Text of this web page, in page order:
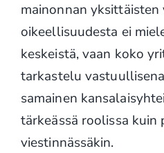
mainonnan yksittäisten
oikeellisuudesta ei
keskeistä, vaan koko
tarkastelu
samainen
tärkeässä roolissa kuin
viestinnässäkin.